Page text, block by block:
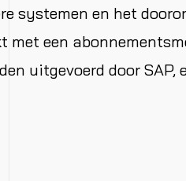
systemen en het
met een
uitgevoerd door SAP,